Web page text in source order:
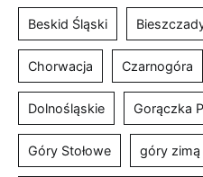
Beskid Śląski
Chorwacja Czarnogóra
Dolnośląskie Gorączka
Góry Stołowe góry zimą